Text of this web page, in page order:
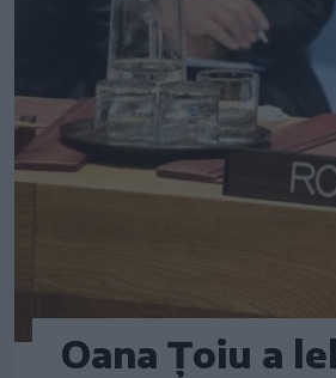
Oana Țoiu a